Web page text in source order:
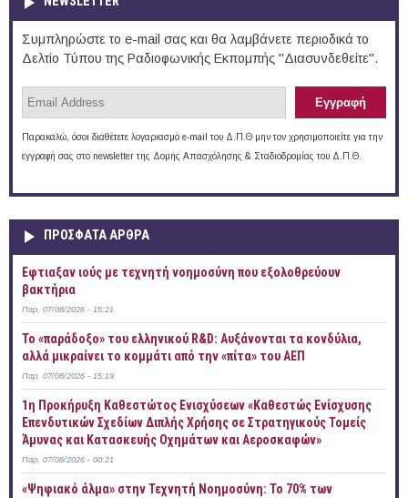
Συμπληρώστε το e-mail σας και θα λαμβάνετε περιοδικά το
Δελτίο Τύπου της Ραδιοφωνικής Εκπομπής "Διασυνδεθείτε".
Παρακαλώ, όσοι διαθέτετε λογαριασμό e-mail του Δ.Π.Θ μην τον χρησιμοποιείτε για την
εγγραφή σας στο newsletter της Δομής Απασχόλησης & Σταδιοδρομίας του Δ.Π.Θ.
ΠΡOΣΦΑΤΑ AΡΘΡΑ
Έφτιαξαν ιούς με τεχνητή νοημοσύνη που εξολοθρεύουν
βακτήρια
Παρ, 07/08/2026 - 15:21
Το «παράδοξο» του ελληνικού R&D: Αυξάνονται τα κονδύλια,
αλλά μικραίνει το κομμάτι από την «πίτα» του ΑΕΠ
Παρ, 07/08/2026 - 15:19
1η Προκήρυξη Καθεστώτος Ενισχύσεων «Καθεστώς Ενίσχυσης
Επενδυτικών Σχεδίων Διπλής Χρήσης σε Στρατηγικούς Τομείς
Άμυνας και Κατασκευής Οχημάτων και Αεροσκαφών»
Παρ, 07/08/2026 - 00:21
«Ψηφιακό άλμα» στην Τεχνητή Νοημοσύνη: Το 70% των